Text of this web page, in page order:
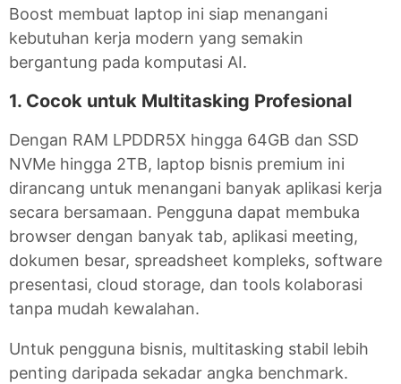
Boost membuat laptop ini siap menangani
kebutuhan kerja modern yang semakin
bergantung pada komputasi AI.
1. Cocok untuk Multitasking Profesional
Dengan RAM LPDDR5X hingga 64GB dan SSD
NVMe hingga 2TB, laptop bisnis premium ini
dirancang untuk menangani banyak aplikasi kerja
secara bersamaan. Pengguna dapat membuka
browser dengan banyak tab, aplikasi meeting,
dokumen besar, spreadsheet kompleks, software
presentasi, cloud storage, dan tools kolaborasi
tanpa mudah kewalahan.
Untuk pengguna bisnis, multitasking stabil lebih
penting daripada sekadar angka benchmark.